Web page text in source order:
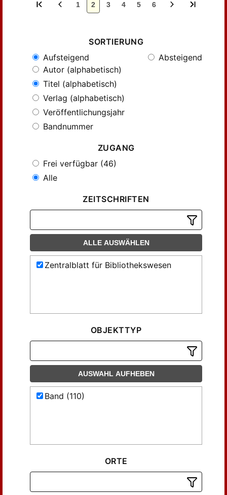
1 2 3 4 5 6
SORTIERUNG
Aufsteigend
Absteigend
Autor (alphabetisch)
Titel (alphabetisch)
Verlag (alphabetisch)
Veröffentlichungsjahr
Bandnummer
ZUGANG
Frei verfügbar (46)
Alle
ZEITSCHRIFTEN
ALLE AUSWÄHLEN
Zentralblatt für Bibliothekswesen
OBJEKTTYP
AUSWAHL AUFHEBEN
Band (110)
ORTE